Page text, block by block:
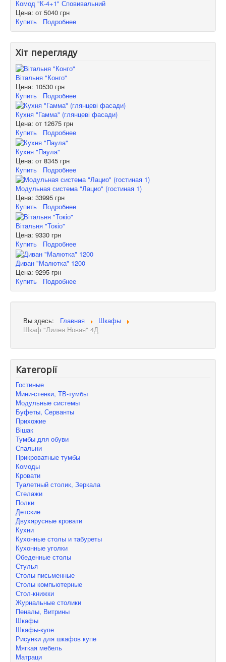
Комод "К-4+1" Сповивальний
Цена: от 5040 грн
Купить
Подробнее
Хіт перегляду
Вітальня "Конго"
Цена: 10530 грн
Купить
Подробнее
Кухня "Гамма" (глянцеві фасади)
Цена: от 12675 грн
Купить
Подробнее
Кухня "Паула"
Цена: от 8345 грн
Купить
Подробнее
Модульная система "Лацио" (гостиная 1)
Цена: 33995 грн
Купить
Подробнее
Вітальня "Токіо"
Цена: 9330 грн
Купить
Подробнее
Диван "Малютка" 1200
Цена: 9295 грн
Купить
Подробнее
Вы здесь: Главная
Шкафы
Шкаф "Лилея Новая" 4Д
Категорії
Гостиные
Мини-стенки, ТВ-тумбы
Модульные системы
Буфеты, Серванты
Прихожие
Вішак
Тумбы для обуви
Спальни
Прикроватные тумбы
Комоды
Кровати
Туалетный столик, Зеркала
Стелажи
Полки
Детские
Двухярусные кровати
Кухни
Кухонные столы и табуреты
Кухонные уголки
Обеденные столы
Стулья
Столы письменные
Столы компьютерные
Стол-книжки
Журнальные столики
Пеналы, Витрины
Шкафы
Шкафы-купе
Рисунки для шкафов купе
Мягкая мебель
Матраци